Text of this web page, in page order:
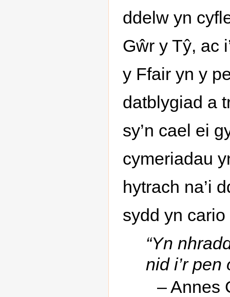
ddelw yn
Gŵr y Tŷ, ac
y Ffair yn y
datblygiad a
sy’n cael ei
cymeriadau
hytrach na’i
sydd yn
“Yn
nid i’r pen
– Annes